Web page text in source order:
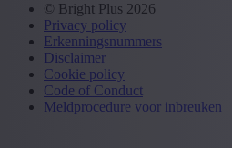
© Bright Plus 2026
Privacy policy
Erkenningsnummers
Disclaimer
Cookie policy
Code of Conduct
Meldprocedure voor inbreuken